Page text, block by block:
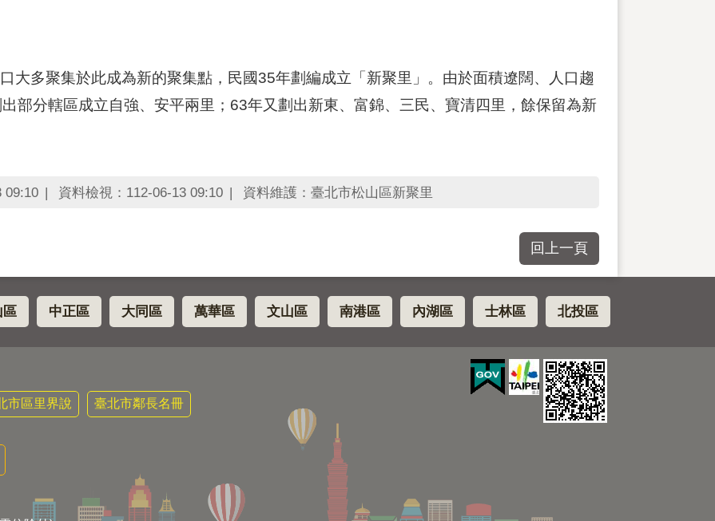
大多聚集於此成為新的聚集點，民國35年劃編成立「新聚里」。由於面積遼闊、人口趨
部分轄區成立自強、安平兩里；63年又劃出新東、富錦、三民、寶清四里，餘保留為新
09:10 資料檢視：112-06-13 09:10 資料維護：臺北市松山區新聚里
回上一頁
區 中正區 大同區 萬華區 文山區 南港區 內湖區 士林區 北投區
市區里界說 臺北市鄰長名冊